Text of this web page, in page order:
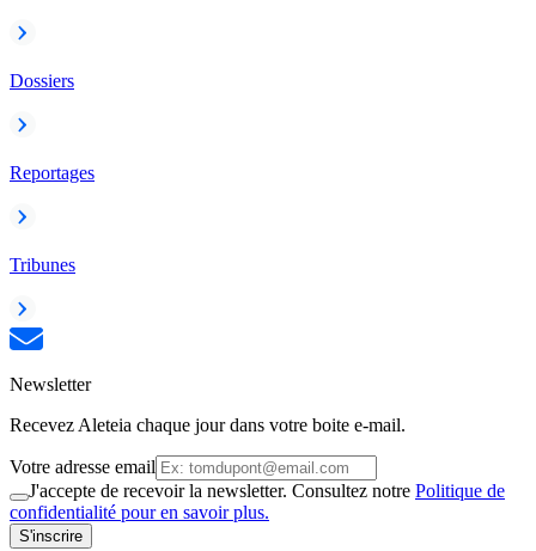
Dossiers
Reportages
Tribunes
Newsletter
Recevez Aleteia chaque jour dans votre boite e-mail.
Votre adresse email
J'accepte de recevoir la newsletter. Consultez notre Politique de
confidentialité pour en savoir plus.
S'inscrire